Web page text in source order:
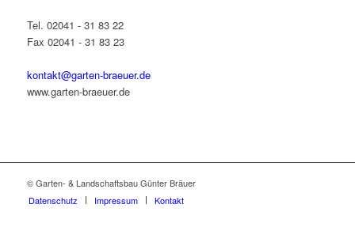
Tel. 02041 - 31 83 22
Fax 02041 - 31 83 23
kontakt@garten-braeuer.de
www.garten-braeuer.de
© Garten- & Landschaftsbau Günter Bräuer
Datenschutz
Impressum Kontakt